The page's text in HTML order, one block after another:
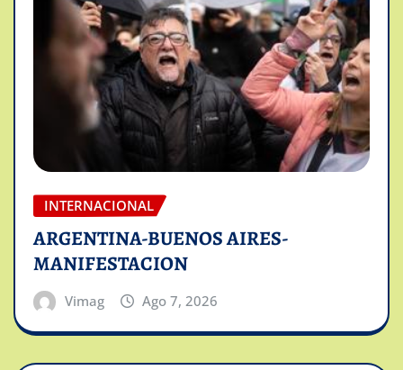
INTERNACIONAL
ARGENTINA-BUENOS AIRES-
MANIFESTACION
Vimag Ago 7, 2026